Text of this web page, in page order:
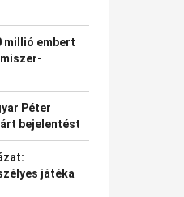
millió embert
Péter
bejelentést
játéka